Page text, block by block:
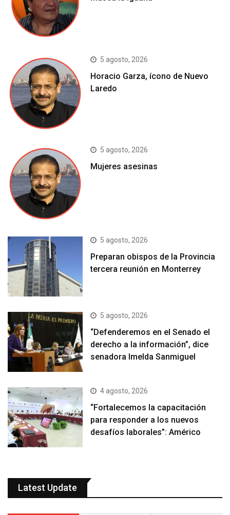
5 agosto, 2026
Horacio Garza, ícono de Nuevo
Laredo
5 agosto, 2026
Mujeres asesinas
5 agosto, 2026
Preparan obispos de la Provincia
tercera reunión en Monterrey
5 agosto, 2026
“Defenderemos en el Senado el
derecho a la información”, dice
senadora Imelda Sanmiguel
4 agosto, 2026
“Fortalecemos la capacitación
para responder a los nuevos
desafíos laborales”: Américo
Latest Update